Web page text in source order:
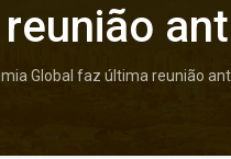
Global faz última reunião